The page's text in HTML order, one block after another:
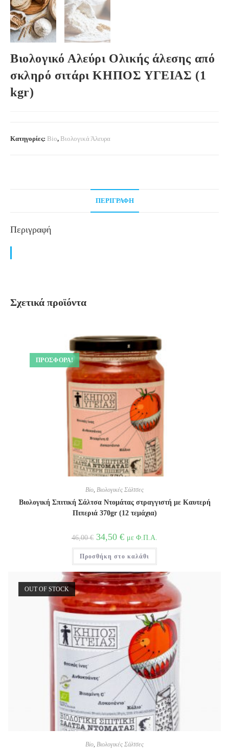
Βιολογικό Αλεύρι Ολικής άλεσης από
σκληρό σιτάρι ΚΗΠΟΣ ΥΓΕΙΑΣ (1
kgr)
Κατηγορίες: Bio, Βιολογικά Άλευρα
ΠΕΡΙΓΡΑΦΉ
Περιγραφή
Σχετικά προϊόντα
ΠΡΟΣΦΟΡΆ!
Bio, Βιολογικές Σάλτσες
Βιολογική Σπιτική Σάλτσα Ντομάτας στραγγιστή με Καυτερή
Πιπεριά 370gr (12 τεμάχια)
46,00€ Original
price
was:
46,00 €.
34,50 €Η
τρέχουσα
τιμή
είναι:
34,50 €.
με Φ.Π.Α.
Προσθήκη στο καλάθι
OUT OF STOCK
Bio, Βιολογικές Σάλτσες